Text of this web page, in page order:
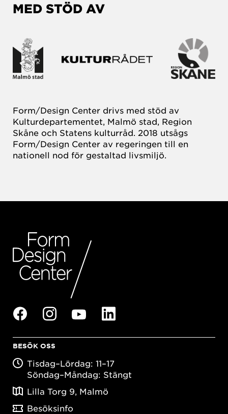
MED STÖD AV
Form/Design Center drivs med stöd av
Kulturdepartementet, Malmö stad, Region
Skåne och Statens kulturråd. 2018 utsågs
Form/Design Center av regeringen till en
nationell nod för gestaltad livsmiljö.
BESÖK OSS
Tisdag–Lördag: 11–17
Söndag–Måndag: Stängt
Lilla Torg 9, Malmö
Besöksinfo